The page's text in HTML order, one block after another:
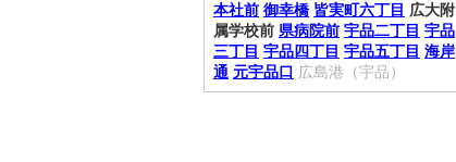
本社前 御幸橋 皆実町六丁目 広大附
属学校前 県病院前 宇品二丁目 宇品
三丁目 宇品四丁目 宇品五丁目 海岸
通 元宇品口 広島港（宇品）